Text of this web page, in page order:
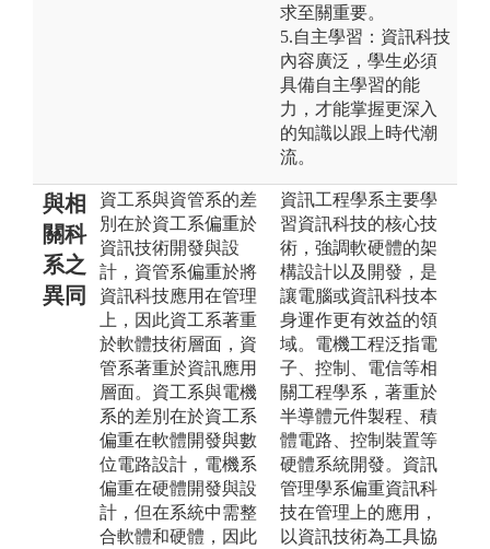
求至關重要。
5.自主學習：資訊科技
內容廣泛，學生必須
具備自主學習的能
力，才能掌握更深入
的知識以跟上時代潮
流。
與相
關科
系之
異同
資工系與資管系的差
別在於資工系偏重於
資訊技術開發與設
計，資管系偏重於將
資訊科技應用在管理
上，因此資工系著重
於軟體技術層面，資
管系著重於資訊應用
層面。資工系與電機
系的差別在於資工系
偏重在軟體開發與數
位電路設計，電機系
偏重在硬體開發與設
計，但在系統中需整
合軟體和硬體，因此
資訊工程學系主要學
習資訊科技的核心技
術，強調軟硬體的架
構設計以及開發，是
讓電腦或資訊科技本
身運作更有效益的領
域。電機工程泛指電
子、控制、電信等相
關工程學系，著重於
半導體元件製程、積
體電路、控制裝置等
硬體系統開發。資訊
管理學系偏重資訊科
技在管理上的應用，
以資訊技術為工具協